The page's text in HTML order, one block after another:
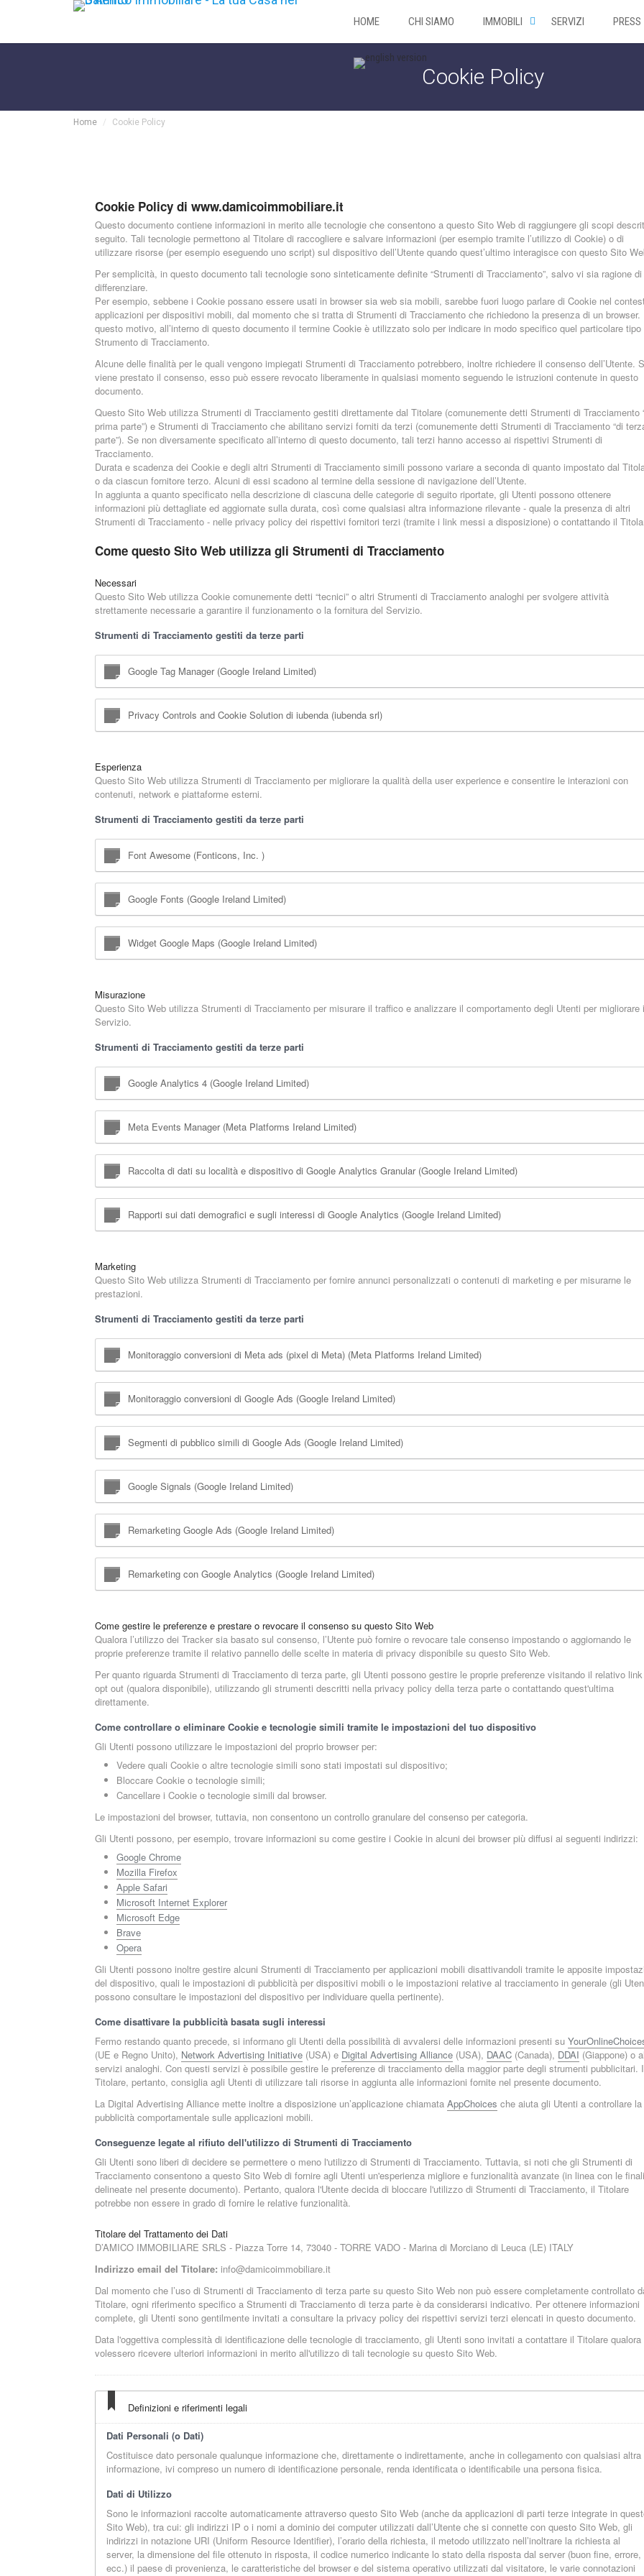
HOME CHI SIAMO IMMOBILI SERVIZI PRESS
Cookie Policy
Home Cookie Policy
Cookie Policy di www.damicoimmobiliare.it
Questo documento contiene informazioni in merito alle tecnologie che consentono a questo Sito Web di raggiungere gli scopi
seguito. Tali tecnologie permettono al Titolare di raccogliere e salvare informazioni (per esempio tramite l’utilizzo di Cookie) o di
utilizzare risorse (per esempio eseguendo uno script) sul dispositivo dell’Utente quando quest’ultimo interagisce con questo Sito
Per semplicità, in questo documento tali tecnologie sono sinteticamente definite “Strumenti di Tracciamento”, salvo vi sia ragione di
differenziare.
Per esempio, sebbene i Cookie possano essere usati in browser sia web sia mobili, sarebbe fuori luogo parlare di Cookie nel
applicazioni per dispositivi mobili, dal momento che si tratta di Strumenti di Tracciamento che richiedono la presenza di un browser.
questo motivo, all’interno di questo documento il termine Cookie è utilizzato solo per indicare in modo specifico quel particolare tipo
Strumento di Tracciamento.
Alcune delle finalità per le quali vengono impiegati Strumenti di Tracciamento potrebbero, inoltre richiedere il consenso dell’Utente.
viene prestato il consenso, esso può essere revocato liberamente in qualsiasi momento seguendo le istruzioni contenute in questo
documento.
Questo Sito Web utilizza Strumenti di Tracciamento gestiti direttamente dal Titolare (comunemente detti Strumenti di Tracciamento
prima parte”) e Strumenti di Tracciamento che abilitano servizi forniti da terzi (comunemente detti Strumenti di Tracciamento “di
parte”). Se non diversamente specificato all’interno di questo documento, tali terzi hanno accesso ai rispettivi Strumenti di
Tracciamento.
Durata e scadenza dei Cookie e degli altri Strumenti di Tracciamento simili possono variare a seconda di quanto impostato dal
o da ciascun fornitore terzo. Alcuni di essi scadono al termine della sessione di navigazione dell’Utente.
In aggiunta a quanto specificato nella descrizione di ciascuna delle categorie di seguito riportate, gli Utenti possono ottenere
informazioni più dettagliate ed aggiornate sulla durata, così come qualsiasi altra informazione rilevante - quale la presenza di altri
Strumenti di Tracciamento - nelle privacy policy dei rispettivi fornitori terzi (tramite i link messi a disposizione) o contattando il
Come questo Sito Web utilizza gli Strumenti di Tracciamento
Necessari
Questo Sito Web utilizza Cookie comunemente detti “tecnici” o altri Strumenti di Tracciamento analoghi per svolgere attività
strettamente necessarie a garantire il funzionamento o la fornitura del Servizio.
Strumenti di Tracciamento gestiti da terze parti
Google Tag Manager (Google Ireland Limited)
Privacy Controls and Cookie Solution di iubenda (iubenda srl)
Esperienza
Questo Sito Web utilizza Strumenti di Tracciamento per migliorare la qualità della user experience e consentire le interazioni con
contenuti, network e piattaforme esterni.
Strumenti di Tracciamento gestiti da terze parti
Font Awesome (Fonticons, Inc. )
Google Fonts (Google Ireland Limited)
Widget Google Maps (Google Ireland Limited)
Misurazione
Questo Sito Web utilizza Strumenti di Tracciamento per misurare il traffico e analizzare il comportamento degli Utenti per migliorare
Servizio.
Strumenti di Tracciamento gestiti da terze parti
Google Analytics 4 (Google Ireland Limited)
Meta Events Manager (Meta Platforms Ireland Limited)
Raccolta di dati su località e dispositivo di Google Analytics Granular (Google Ireland Limited)
Rapporti sui dati demografici e sugli interessi di Google Analytics (Google Ireland Limited)
Marketing
Questo Sito Web utilizza Strumenti di Tracciamento per fornire annunci personalizzati o contenuti di marketing e per misurarne le
prestazioni.
Strumenti di Tracciamento gestiti da terze parti
Monitoraggio conversioni di Meta ads (pixel di Meta) (Meta Platforms Ireland Limited)
Monitoraggio conversioni di Google Ads (Google Ireland Limited)
Segmenti di pubblico simili di Google Ads (Google Ireland Limited)
Google Signals (Google Ireland Limited)
Remarketing Google Ads (Google Ireland Limited)
Remarketing con Google Analytics (Google Ireland Limited)
Come gestire le preferenze e prestare o revocare il consenso su questo Sito Web
Qualora l’utilizzo dei Tracker sia basato sul consenso, l’Utente può fornire o revocare tale consenso impostando o aggiornando le
proprie preferenze tramite il relativo pannello delle scelte in materia di privacy disponibile su questo Sito Web.
Per quanto riguarda Strumenti di Tracciamento di terza parte, gli Utenti possono gestire le proprie preferenze visitando il relativo
opt out (qualora disponibile), utilizzando gli strumenti descritti nella privacy policy della terza parte o contattando quest'ultima
direttamente.
Come controllare o eliminare Cookie e tecnologie simili tramite le impostazioni del tuo dispositivo
Gli Utenti possono utilizzare le impostazioni del proprio browser per:
Vedere quali Cookie o altre tecnologie simili sono stati impostati sul dispositivo;
Bloccare Cookie o tecnologie simili;
Cancellare i Cookie o tecnologie simili dal browser.
Le impostazioni del browser, tuttavia, non consentono un controllo granulare del consenso per categoria.
Gli Utenti possono, per esempio, trovare informazioni su come gestire i Cookie in alcuni dei browser più diffusi ai seguenti indirizzi:
Google Chrome
Mozilla Firefox
Apple Safari
Microsoft Internet Explorer
Microsoft Edge
Brave
Opera
Gli Utenti possono inoltre gestire alcuni Strumenti di Tracciamento per applicazioni mobili disattivandoli tramite le apposite
del dispositivo, quali le impostazioni di pubblicità per dispositivi mobili o le impostazioni relative al tracciamento in generale (gli
possono consultare le impostazioni del dispositivo per individuare quella pertinente).
Come disattivare la pubblicità basata sugli interessi
Fermo restando quanto precede, si informano gli Utenti della possibilità di avvalersi delle informazioni presenti su
(UE e Regno Unito), Network Advertising Initiative (USA) e Digital Advertising Alliance (USA), DAAC (Canada), DDAI (Giappone) o
servizi analoghi. Con questi servizi è possibile gestire le preferenze di tracciamento della maggior parte degli strumenti pubblicitari.
Titolare, pertanto, consiglia agli Utenti di utilizzare tali risorse in aggiunta alle informazioni fornite nel presente documento.
La Digital Advertising Alliance mette inoltre a disposizione un’applicazione chiamata AppChoices che aiuta gli Utenti a controllare la
pubblicità comportamentale sulle applicazioni mobili.
Conseguenze legate al rifiuto dell'utilizzo di Strumenti di Tracciamento
Gli Utenti sono liberi di decidere se permettere o meno l'utilizzo di Strumenti di Tracciamento. Tuttavia, si noti che gli Strumenti di
Tracciamento consentono a questo Sito Web di fornire agli Utenti un'esperienza migliore e funzionalità avanzate (in linea con le
delineate nel presente documento). Pertanto, qualora l'Utente decida di bloccare l'utilizzo di Strumenti di Tracciamento, il Titolare
potrebbe non essere in grado di fornire le relative funzionalità.
Titolare del Trattamento dei Dati
D’AMICO IMMOBILIARE SRLS - Piazza Torre 14, 73040 - TORRE VADO - Marina di Morciano di Leuca (LE) ITALY
Indirizzo email del Titolare: info@damicoimmobiliare.it
Dal momento che l’uso di Strumenti di Tracciamento di terza parte su questo Sito Web non può essere completamente controllato
Titolare, ogni riferimento specifico a Strumenti di Tracciamento di terza parte è da considerarsi indicativo. Per ottenere informazioni
complete, gli Utenti sono gentilmente invitati a consultare la privacy policy dei rispettivi servizi terzi elencati in questo documento.
Data l'oggettiva complessità di identificazione delle tecnologie di tracciamento, gli Utenti sono invitati a contattare il Titolare qualora
volessero ricevere ulteriori informazioni in merito all'utilizzo di tali tecnologie su questo Sito Web.
Definizioni e riferimenti legali
Dati Personali (o Dati)
Costituisce dato personale qualunque informazione che, direttamente o indirettamente, anche in collegamento con qualsiasi altra
informazione, ivi compreso un numero di identificazione personale, renda identificata o identificabile una persona fisica.
Dati di Utilizzo
Sono le informazioni raccolte automaticamente attraverso questo Sito Web (anche da applicazioni di parti terze integrate in
Sito Web), tra cui: gli indirizzi IP o i nomi a dominio dei computer utilizzati dall’Utente che si connette con questo Sito Web, gli
indirizzi in notazione URI (Uniform Resource Identifier), l’orario della richiesta, il metodo utilizzato nell’inoltrare la richiesta al
server, la dimensione del file ottenuto in risposta, il codice numerico indicante lo stato della risposta dal server (buon fine, errore,
ecc.) il paese di provenienza, le caratteristiche del browser e del sistema operativo utilizzati dal visitatore, le varie connotazioni